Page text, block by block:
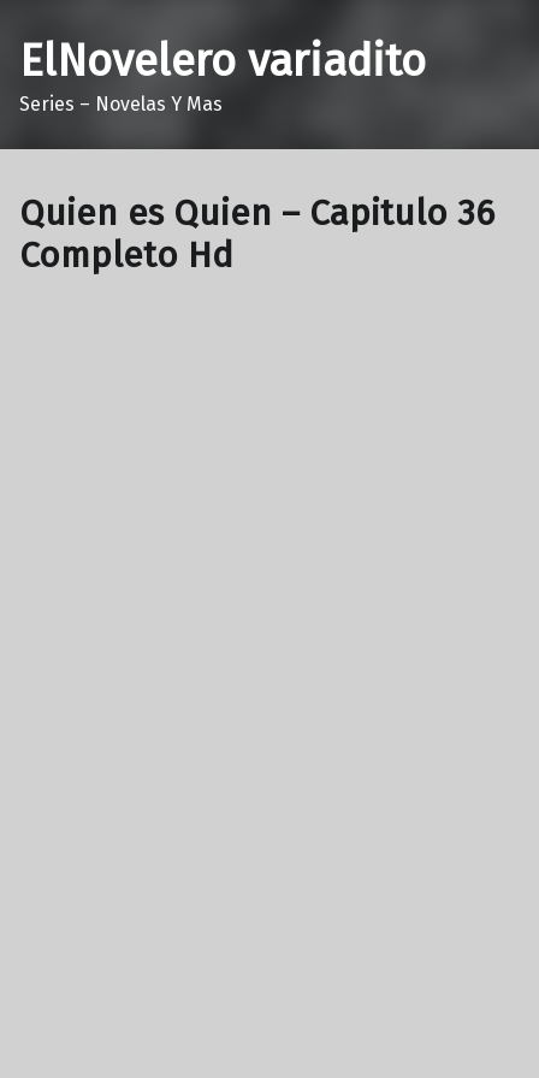
ElNovelero variadito
Series – Novelas Y Mas
Quien es Quien – Capitulo 36
Completo Hd